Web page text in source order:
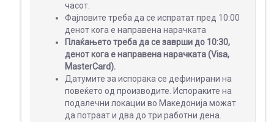
ПРОМОТИВНИ
МАТЕРИЈАЛИ
часот.
Фајловите треба да се испратат пред 10:00
денот кога е направена нарачката
Плаќањето треба да се заврши до 10:30,
денот кога е направена нарачката (Visa,
MasterCard).
Датумите за испорака се дефинирани на
повеќето од производите. Испораките на
подалечни локации во Македонија можат
да потраат и два до три работни дена.